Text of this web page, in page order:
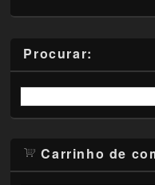
Procurar:
Carrinho de